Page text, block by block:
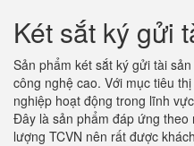
Két sắt ký gửi
Sản phẩm két sắt ký gửi tài
công nghệ cao. Với mục tiêu
nghiệp hoạt động trong lĩnh
Đây là sản phẩm đáp ứng
lượng TCVN nên rất được